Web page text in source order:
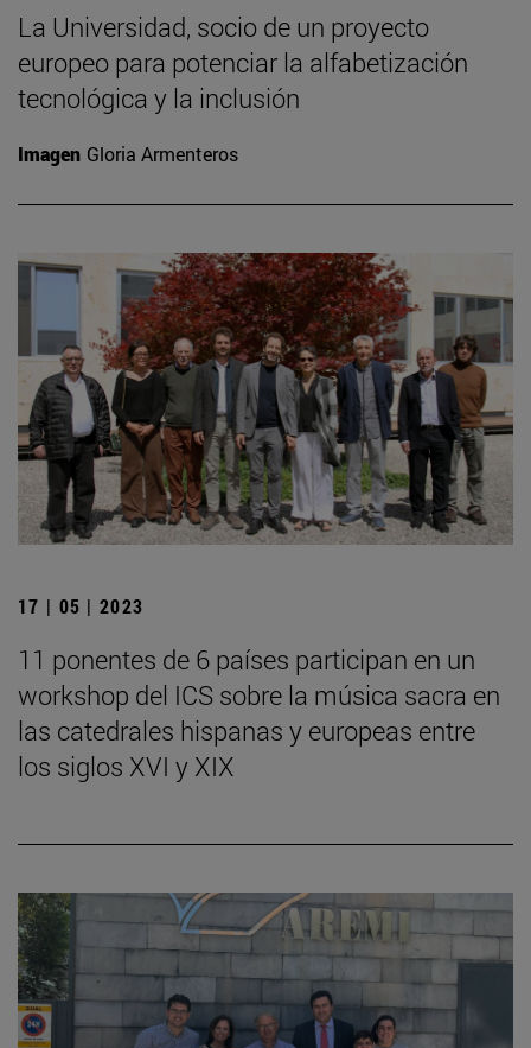
La Universidad, socio de un proyecto
europeo para potenciar la alfabetización
tecnológica y la inclusión
Imagen Gloria Armenteros
17 | 05 | 2023
11 ponentes de 6 países participan en un
workshop del ICS sobre la música sacra en
las catedrales hispanas y europeas entre
los siglos XVI y XIX